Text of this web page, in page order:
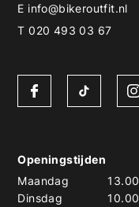
E info@bikeroutfit.nl
T 020 493 03 67
Openingstijden
Maandag
13.00
Dinsdag
10.00